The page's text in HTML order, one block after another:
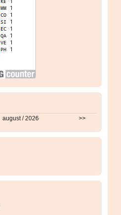
august / 2026 >>